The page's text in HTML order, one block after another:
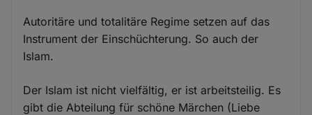
Autoritäre und totalitäre Regime setzen auf das
Instrument der Einschüchterung. So auch der
Islam.
Der Islam ist nicht vielfältig, er ist arbeitsteilig. Es
gibt die Abteilung für schöne Märchen (Liebe